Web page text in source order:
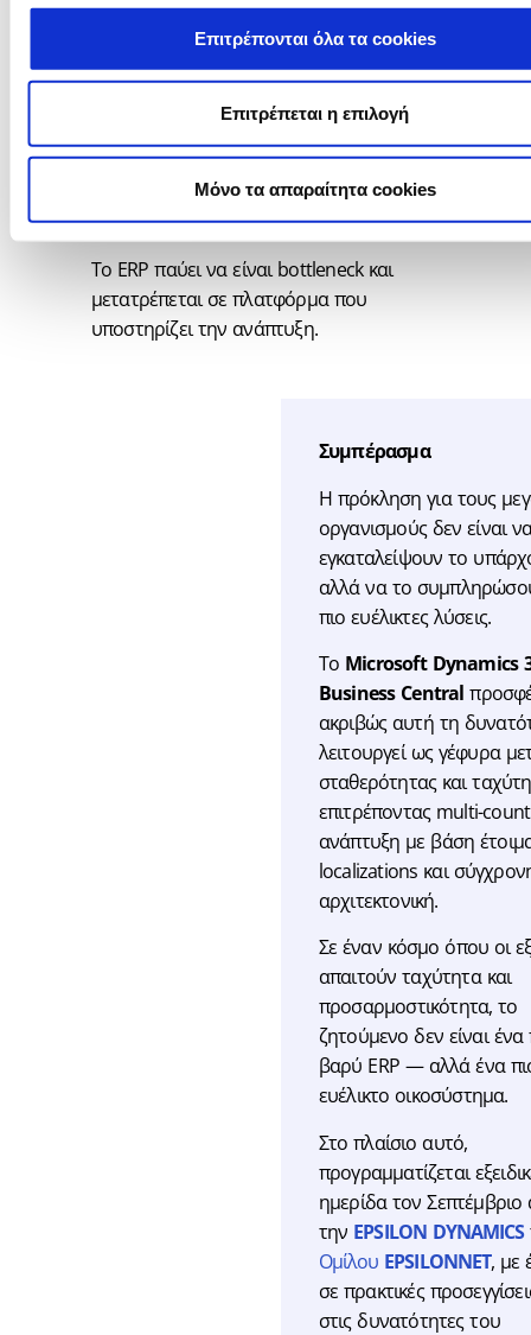
Επιτρέπονται όλα τα cookies
Επιτρέπεται η επιλογή
Mόνο τα απαραίτητα cookies
μειώνεται δραστικά ο χρόνος
περιορίζεται το κόστος υλοποίησης
αυξάνεται η ευελιξία των
επιχειρησιακών μονάδων
διατηρείται ο κεντρικός έλεγχος
Το ERP παύει να είναι bottleneck και
μετατρέπεται σε πλατφόρμα που
υποστηρίζει την ανάπτυξη.
Συμπέρασμα
Η πρόκληση για τους
οργανισμούς δεν είναι
εγκαταλείψουν το
αλλά να το
πιο ευέλικτες λύσεις.
Το Microsoft Dynamics
Business Central
ακριβώς αυτή τη
λειτουργεί ως γέφυρα
σταθερότητας και
επιτρέποντας multi-
ανάπτυξη με βάση
localizations και
αρχιτεκτονική.
Σε έναν κόσμο όπου οι
απαιτούν ταχύτητα και
προσαρμοστικότητα, το
ζητούμενο δεν είναι ένα
βαρύ ERP — αλλά ένα
ευέλικτο οικοσύστημα.
Στο πλαίσιο αυτό,
προγραμματίζεται
ημερίδα τον Σεπτέμβριο
την EPSILON DYNAMICS
Ομίλου EPSILONNET, με
σε πρακτικές
στις δυνατότητες του